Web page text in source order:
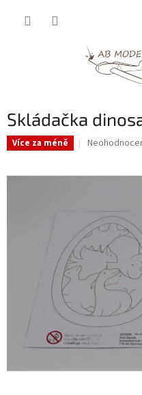
Skládačka
Více za méně
Průměrné
5
hvězdiček.